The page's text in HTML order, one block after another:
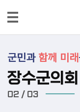
회
안
내
군민과 함께 미래
장수군의회
02 / 03